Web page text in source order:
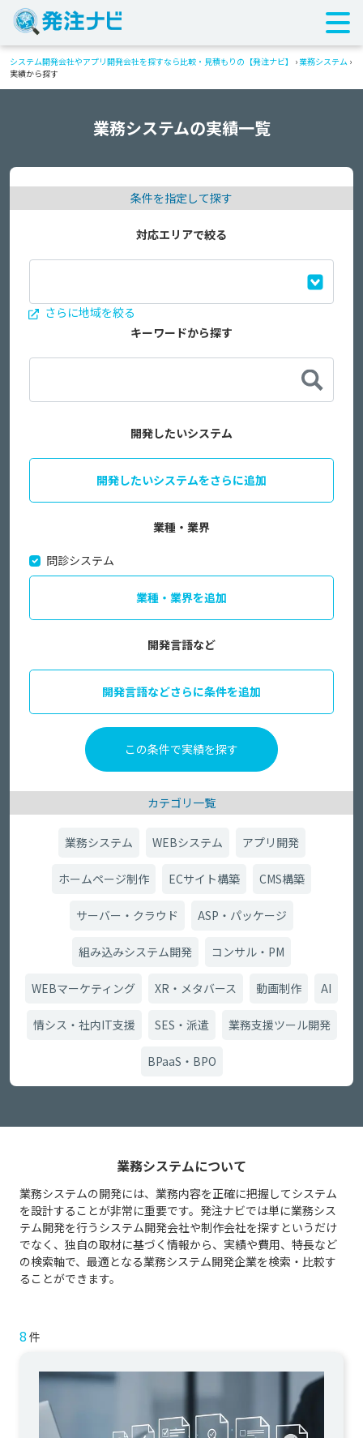
システム開発会社やアプリ開発会社を探すなら比較・見積もりの【発注ナビ】 › 業務システム ›
実績から探す
業務システムの実績一覧
条件を指定して探す
対応エリアで絞る
さらに地域を絞る
キーワードから探す
開発したいシステム
開発したいシステムをさらに追加
業種・業界
問診システム
業種・業界を追加
開発言語など
開発言語などさらに条件を追加
カテゴリ一覧
業務システム WEBシステム アプリ開発
ホームページ制作 ECサイト構築 CMS構築
サーバー・クラウド ASP・パッケージ
組み込みシステム開発 コンサル・PM
WEBマーケティング XR・メタバース 動画制作 AI
情シス・社内IT支援 SES・派遣 業務支援ツール開発
BPaaS・BPO
業務システムについて
業務システムの開発には、業務内容を正確に把握してシステム
を設計することが非常に重要です。発注ナビでは単に業務シス
テム開発を行うシステム開発会社や制作会社を探すというだけ
でなく、独自の取材に基づく情報から、実績や費用、特長など
の検索軸で、最適となる業務システム開発企業を検索・比較す
ることができます。
8 件